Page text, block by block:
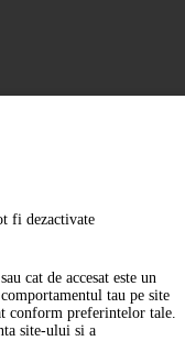
fi dezactivate
cat de accesat este un
tau pe site
conform preferintelor tale.
site-ului si a